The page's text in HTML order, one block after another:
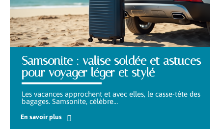
Samsonite : valise soldée et astuces
pour voyager léger et stylé
Les vacances approchent et avec elles, le casse-tête des
bagages. Samsonite, célèbre…
En savoir plus